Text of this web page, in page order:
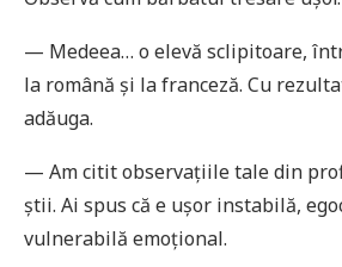
— Medeea… o elevă sclipitoare,
la română și la franceză. Cu
adăuga.
— Am citit observațiile tale din
știi. Ai spus că e ușor instabilă,
vulnerabilă emoțional.